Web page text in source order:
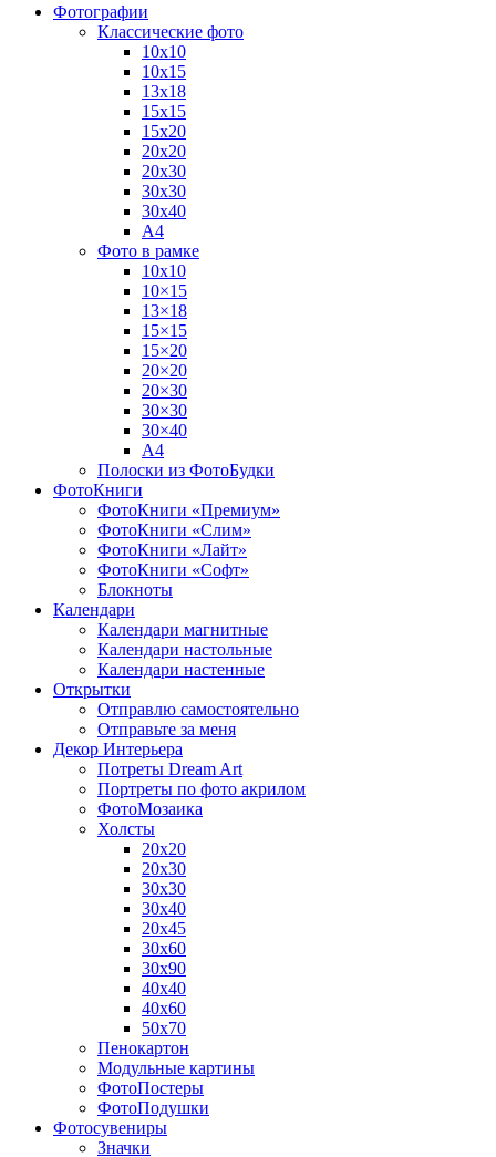
Фотографии
Классические фото
10х10
10х15
13х18
15х15
15х20
20х20
20х30
30х30
30х40
А4
Фото в рамке
10х10
10×15
13×18
15×15
15×20
20×20
20×30
30×30
30×40
A4
Полоски из ФотоБудки
ФотоКниги
ФотоКниги «Премиум»
ФотоКниги «Слим»
ФотоКниги «Лайт»
ФотоКниги «Софт»
Блокноты
Календари
Календари магнитные
Календари настольные
Календари настенные
Открытки
Отправлю самостоятельно
Отправьте за меня
Декор Интерьера
Потреты Dream Art
Портреты по фото акрилом
ФотоМозаика
Холсты
20х20
20х30
30х30
30х40
20х45
30х60
30х90
40х40
40х60
50х70
Пенокартон
Модульные картины
ФотоПостеры
ФотоПодушки
Фотоcувениры
Значки